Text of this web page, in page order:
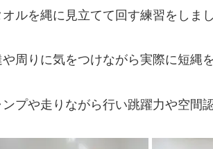
ルを縄に見立てて回す練習をしまし
周りに気をつけながら実際に短縄
プや走りながら行い跳躍力や空間